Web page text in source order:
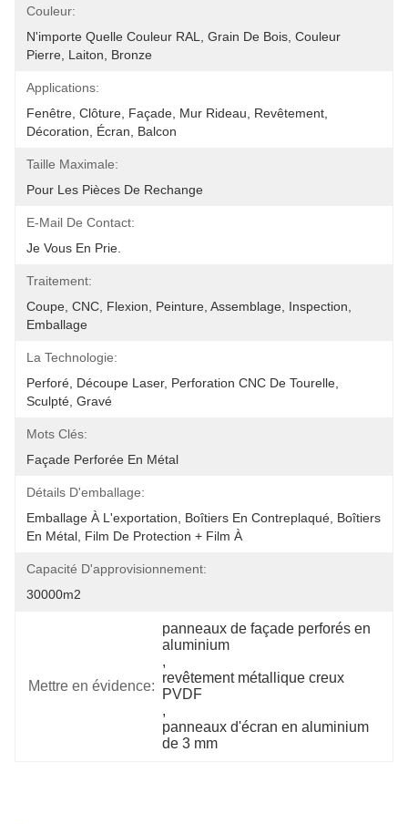
Couleur:
N'importe Quelle Couleur RAL, Grain De Bois, Couleur
Pierre, Laiton, Bronze
Applications:
Fenêtre, Clôture, Façade, Mur Rideau, Revêtement,
Décoration, Écran, Balcon
Taille Maximale:
Pour Les Pièces De Rechange
E-Mail De Contact:
Je Vous En Prie.
Traitement:
Coupe, CNC, Flexion, Peinture, Assemblage, Inspection,
Emballage
La Technologie:
Perforé, Découpe Laser, Perforation CNC De Tourelle,
Sculpté, Gravé
Mots Clés:
Façade Perforée En Métal
Détails D'emballage:
Emballage À L'exportation, Boîtiers En Contreplaqué, Boîtiers
En Métal, Film De Protection + Film À
Capacité D'approvisionnement:
30000m2
Mettre en évidence:
panneaux de façade perforés en
aluminium
,
revêtement métallique creux
PVDF
,
panneaux d'écran en aluminium
de 3 mm